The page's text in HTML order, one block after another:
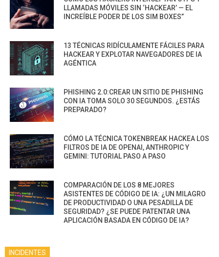
LLAMADAS MÓVILES SIN ‘HACKEAR’ — EL
INCREÍBLE PODER DE LOS SIM BOXES”
13 TÉCNICAS RIDÍCULAMENTE FÁCILES PARA
HACKEAR Y EXPLOTAR NAVEGADORES DE IA
AGÉNTICA
PHISHING 2.0:CREAR UN SITIO DE PHISHING
CON IA TOMA SOLO 30 SEGUNDOS. ¿ESTÁS
PREPARADO?
CÓMO LA TÉCNICA TOKENBREAK HACKEA LOS
FILTROS DE IA DE OPENAI, ANTHROPIC Y
GEMINI: TUTORIAL PASO A PASO
COMPARACIÓN DE LOS 8 MEJORES
ASISTENTES DE CÓDIGO DE IA: ¿UN MILAGRO
DE PRODUCTIVIDAD O UNA PESADILLA DE
SEGURIDAD? ¿SE PUEDE PATENTAR UNA
APLICACIÓN BASADA EN CÓDIGO DE IA?
INCIDENTES